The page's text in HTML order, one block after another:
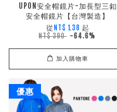
UPON安全帽鏡片-加長型三釦
安全帽鏡片【台灣製造】
從 NT$ 138 起
NT$ 390 -64.6%
加入購物車
優惠